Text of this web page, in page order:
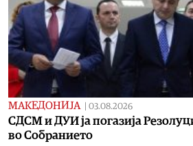
МАКЕДОНИЈА 03.08.2026
СДСМ и ДУИ ја погазија
во Собранието